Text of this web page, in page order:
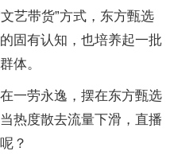
艺带货”方式，东方甄选
固有认知，也培养起一批
体。
一劳永逸，摆在东方甄选
热度散去流量下滑，直播
？